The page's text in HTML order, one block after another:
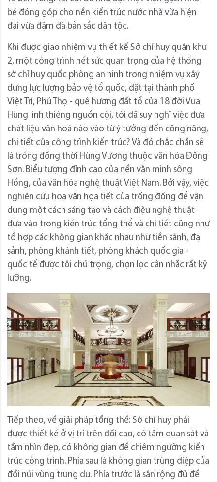
bé đóng góp cho nền kiến trúc nước nhà vừa hiện
đại vừa đậm đà bản sắc dân tộc.
Khi được giao nhiệm vụ thiết kế Sở chỉ huy quân khu
2, một công trình hết sức quan trọng của hệ thống
sở chỉ huy quốc phòng an ninh trong nhiệm vụ xây
dựng lực lượng bảo vệ tổ quốc, đặt tại thành phố
Việt Trì, Phú Thọ - quê hương đất tổ của 18 đời Vua
Hùng linh thiêng nguồn cội, tôi đã suy nghĩ việc đưa
chất liệu văn hoá nào vào từ ý tưởng đến công năng,
chi tiết của công trình kiến trúc? Và đó chắc chắn sẽ
là trống đồng thời Hùng Vương thuộc văn hóa Đông
Sơn. Biểu tượng đỉnh cao của nền văn minh sông
Hồng, của văn hóa nghệ thuật Việt Nam. Bởi vậy, việc
nghiên cứu hoa văn họa tiết của trống đồng để vận
dụng một cách sáng tạo và cách điệu nghệ thuật
đưa vào trong kiến trúc tổng thể và chi tiết cũng như
tổ hợp các không gian khác nhau như tiền sảnh, đại
sảnh, phòng khánh tiết, phòng khách quốc gia -
quốc tế được tôi chú trọng, chọn lọc cân nhắc rất kỹ
lưỡng.
Tiếp theo, về giải pháp tổng thể: Sở chỉ huy phải
được thiết kế ở vị trí trên đồi cao, có tầm quan sát và
tầm nhìn đẹp, có không gian để chiêm ngưỡng kiến
trúc công trình. Phía sau là không gian trùng điệp của
đồi núi vùng trung du. Phía trước là sân rộng đủ để